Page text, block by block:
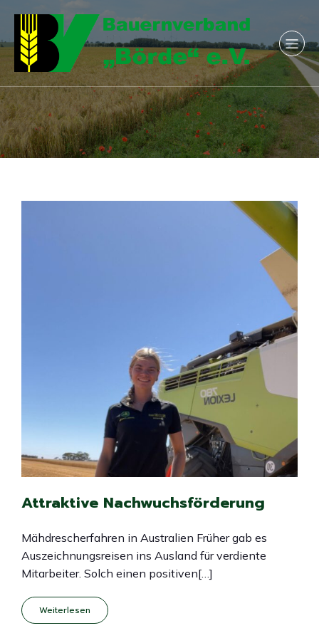
Attraktive Nachwuchsförderung
Mähdrescherfahren in Australien Früher gab es
Auszeichnungsreisen ins Ausland für verdiente
Mitarbeiter. Solch einen positiven[…]
Weiterlesen